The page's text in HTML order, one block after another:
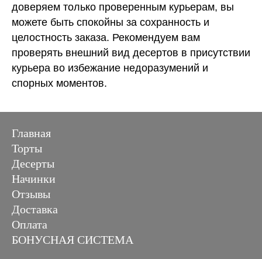
доверяем только проверенным курьерам, вы
можете быть спокойны за сохранность и
целостность заказа. Рекомендуем вам
проверять внешний вид десертов в присутствии
курьера во избежание недоразумений и
спорных моментов.
Главная
Торты
Десерты
Начинки
Отзывы
Доставка
Оплата
БОНУСНАЯ СИСТЕМА